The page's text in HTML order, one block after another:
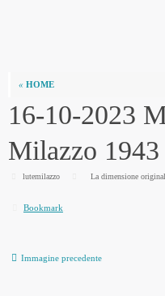
« HOME
16-10-2023
Milazzo 1943
lutemilazzo La dimensione
Bookmark
Immagine precedente